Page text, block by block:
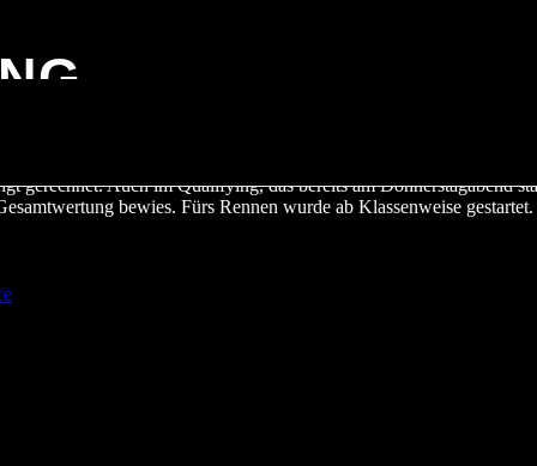
gerechnet. Auch im Qualifying, das bereits am Donnerstagabend
bewies. Fürs Rennen wurde ab Klassenweise